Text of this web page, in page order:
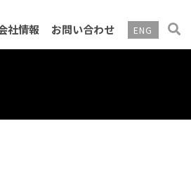
社情報 お問い合わせ ENG